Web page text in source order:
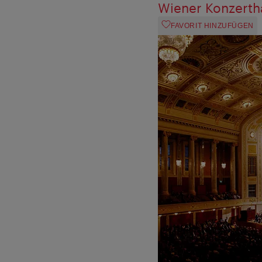
Wiener
FAVORIT HINZUFÜGEN